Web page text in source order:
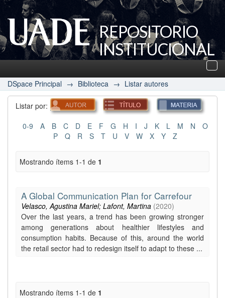
REPOSITORIO
INSTITUCIONAL
UADE
DSpace Principal → Biblioteca → Listar autores
Listar por:
0-9 A B C D E F G H I J K L M N
O
P
Q R S T U V W X Y Z
Mostrando ítems 1-1 de 1
A Global Communication Plan for Carrefour
Velasco, Agustina Mariel; Lafont, Martina (2020)
Over the last years, a trend has been growing stronger
among generations about healthier lifestyles and
consumption habits. Because of this, around the world
the retail sector had to redesign itself to adapt to these ...
Mostrando ítems 1-1 de 1